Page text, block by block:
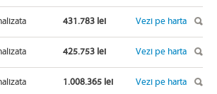
431.783 lei Vezi pe harta
425.753 lei Vezi pe harta
1.008.365 lei Vezi pe harta